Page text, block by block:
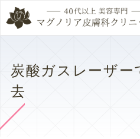
炭酸ガスレーザー
去